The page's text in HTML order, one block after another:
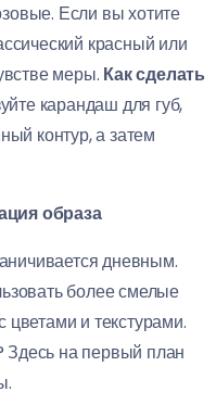
Если вы хотите
красный или
меры. Как сделать
карандаш для губ,
контур, а затем
образа
дневным.
более смелые
и текстурами.
Здесь на первый план